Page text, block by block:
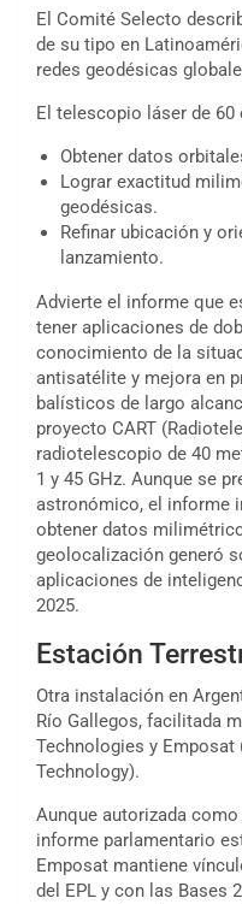
El Comité Selecto
de su tipo en
redes geodésicas
El telescopio láser de 60
Obtener datos
Lograr exactitud
geodésicas.
Refinar ubicación y
lanzamiento.
Advierte el informe que
tener aplicaciones de
conocimiento de la
antisatélite y mejora en
balísticos de largo
proyecto CART
radiotelescopio de 40
1 y 45 GHz. Aunque se
astronómico, el informe
obtener datos
geolocalización generó
aplicaciones de
2025.
Estación
Otra instalación en
Río Gallegos, facilitada
Technologies y Emposat
Technology).
Aunque autorizada
informe parlamentario
Emposat mantiene
del EPL y con las Bases